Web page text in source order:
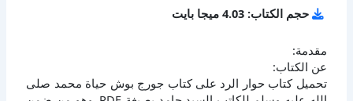
حجم الكتاب: 4.03 ميجا بايت
مقدمة:
عن الكتاب:
تحميل كتاب حوار الرد على كتاب جورج بوش حياة محمد صلى